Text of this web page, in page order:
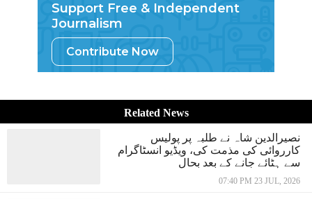
Support Free & Independent
Journalism
Contribute Now
Related News
نصیرالدین شاہ نے طلبہ پر پولیس
کارروائی کی مذمت کی، ویڈیو انسٹاگرام
سے ہٹائے جانے کے بعد بحال
07:40 PM 23 JUL, 2026